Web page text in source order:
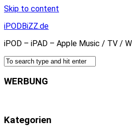
Skip to content
iPODBiZZ.de
iPOD – iPAD – Apple Music / TV /
WERBUNG
Kategorien